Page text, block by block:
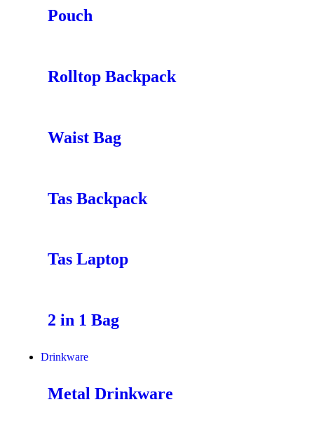
Pouch
Rolltop Backpack
Waist Bag
Tas Backpack
Tas Laptop
2 in 1 Bag
Drinkware
Metal Drinkware